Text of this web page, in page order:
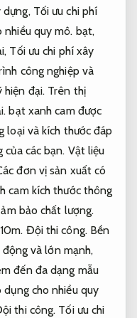
dựng, Tối ưu chi phí
nhiều quy mô. bạt,
Tối ưu chi phí xây
công nghiệp và
hiện đại. Trên thị
bạt xanh cam được
loại và kích thước đáp
của các bạn. Vật liệu
đơn vị sản xuất có
cam kích thước thông
bảo chất lượng.
Đội thi công. Bền
và lớn mạnh,
đến đa dạng mẫu
dụng cho nhiều quy
thi công. Tối ưu chi